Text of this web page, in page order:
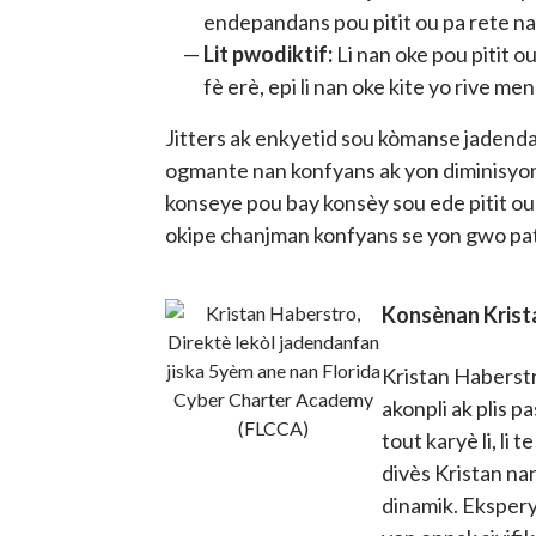
endepandans pou pitit ou pa rete
Lit pwodiktif: Li nan oke pou pitit
fè erè, epi li nan oke kite yo rive
Jitters ak enkyetid sou kòmanse
ogmante nan konfyans ak yon
konseye pou bay konsèy sou ede pitit
okipe chanjman konfyans se yon gwo
Konsènan
Kristan
akonpli ak plis
tout karyè li, li
divès Kristan
dinamik.